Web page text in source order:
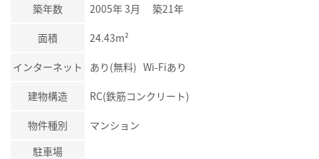
築年数 2005年 3月 築21年
面積 24.43m²
インターネット あり(無料) Wi-Fiあり
建物構造 RC(鉄筋コンクリート)
物件種別
マンション
駐車場